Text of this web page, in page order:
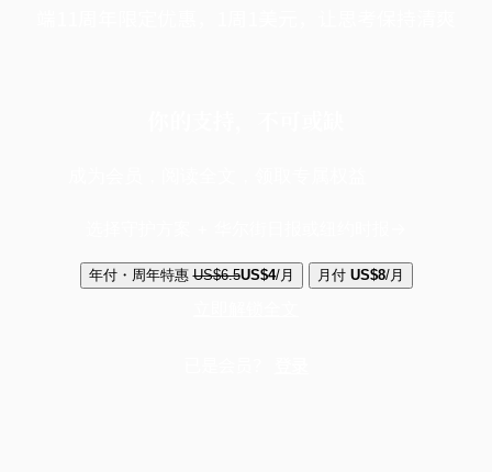
年付・周年特惠 US$6.5US$4/月 月付 US$8/月